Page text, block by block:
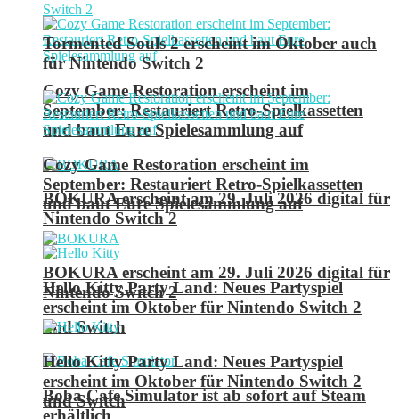
Cozy Game Restoration erscheint im
September: Restauriert Retro-Spielkassetten
und baut Eure Spielesammlung auf
BOKURA erscheint am 29. Juli 2026 digital für
Nintendo Switch 2
Hello Kitty Party Land: Neues Partyspiel
erscheint im Oktober für Nintendo Switch 2
und Switch
Boba Cafe Simulator ist ab sofort auf Steam
erhältlich
Tormented Souls 2 erscheint im Oktober auch
für Nintendo Switch 2
Cozy Game Restoration erscheint im
September: Restauriert Retro-Spielkassetten
und baut Eure Spielesammlung auf
BOKURA erscheint am 29. Juli 2026 digital für
Nintendo Switch 2
Hello Kitty Party Land: Neues Partyspiel
erscheint im Oktober für Nintendo Switch 2
und Switch